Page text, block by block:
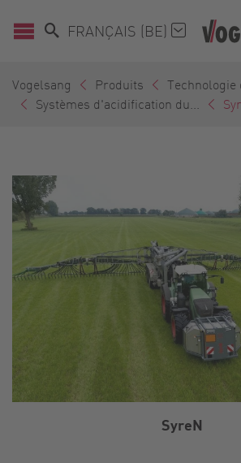
FRANÇAIS (BE)
Vogelsang Produits
Technologie
Systèmes d'acidification du...
SyreN